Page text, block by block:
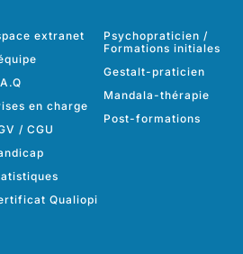
extranet
en charge
/ CGU
Qualiopi
Psychopraticien /
Formations initiales
Gestalt-praticien
Mandala-thérapie
Post-formations